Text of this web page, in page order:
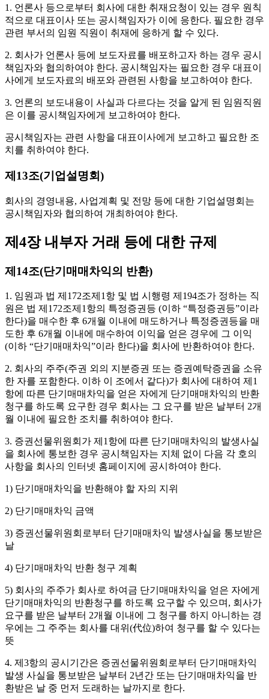
1. 언론사 등으로부터 회사에 대한 취재요청이 있는 경우 원칙
적으로 대표이사 또는 공시책임자가 이에 응한다. 필요한 경우
관련 부서의 임원 직원이 취재에 응하게 할 수 있다.
2. 회사가 언론사 등에 보도자료를 배포하고자 하는 경우 공시
책임자와 협의하여야 한다. 공시책임자는 필요한 경우 대표이
사에게 보도자료의 배포와 관련된 사항을 보고하여야 한다.
3. 언론의 보도내용이 사실과 다르다는 것을 알게 된 임원직원
은 이를 공시책임자에게 보고하여야 한다.
공시책임자는 관련 사항을 대표이사에게 보고하고 필요한 조
치를 취하여야 한다.
제13조(기업설명회)
회사의 경영내용, 사업계획 및 전망 등에 대한 기업설명회는
공시책임자와 협의하여 개최하여야 한다.
제4장 내부자 거래 등에 대한 규제
제14조(단기매매차익의 반환)
1. 임원과 법 제172조제1항 및 법 시행령 제194조가 정하는 직
원은 법 제172조제1항의 특정증권등 (이하 “특정증권등”이라
한다)을 매수한 후 6개월 이내에 매도하거나 특정증권등을 매
도한 후 6개월 이내에 매수하여 이익을 얻은 경우에 그 이익
(이하 “단기매매차익”이라 한다)을 회사에 반환하여야 한다.
2. 회사의 주주(주권 외의 지분증권 또는 증권예탁증권을 소유
한 자를 포함한다. 이하 이 조에서 같다)가 회사에 대하여 제1
항에 따른 단기매매차익을 얻은 자에게 단기매매차익의 반환
청구를 하도록 요구한 경우 회사는 그 요구를 받은 날부터 2개
월 이내에 필요한 조치를 취하여야 한다.
3. 증권선물위원회가 제1항에 따른 단기매매차익의 발생사실
을 회사에 통보한 경우 공시책임자는 지체 없이 다음 각 호의
사항을 회사의 인터넷 홈페이지에 공시하여야 한다.
1) 단기매매차익을 반환해야 할 자의 지위
2) 단기매매차익 금액
3) 증권선물위원회로부터 단기매매차익 발생사실을 통보받은
날
4) 단기매매차익 반환 청구 계획
5) 회사의 주주가 회사로 하여금 단기매매차익을 얻은 자에게
단기매매차익의 반환청구를 하도록 요구할 수 있으며, 회사가
요구를 받은 날부터 2개월 이내에 그 청구를 하지 아니하는 경
우에는 그 주주는 회사를 대위(代位)하여 청구를 할 수 있다는
뜻
4. 제3항의 공시기간은 증권선물위원회로부터 단기매매차익
발생 사실을 통보받은 날부터 2년간 또는 단기매매차익을 반
환받은 날 중 먼저 도래하는 날까지로 한다.